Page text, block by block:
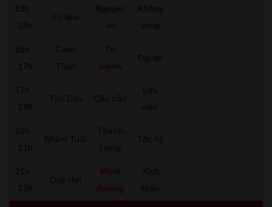
13h -
15h
Kỷ Mùi
Nguyên
vũ
Không
vong
- - -
15h -
17h
Canh
Thân
Tư
mệnh
Đại an - - -
17h -
19h
Tân Dậu Câu trần
Lưu
niên
- - -
19h -
21h
Nhâm Tuất
Thanh
Long
Tốc hỷ - - -
21h -
23h
Quý Hợi
Minh
đường
Xích
khẩu
- - -